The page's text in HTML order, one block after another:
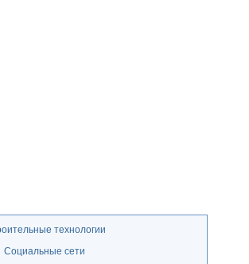
технологии
Социальные сети